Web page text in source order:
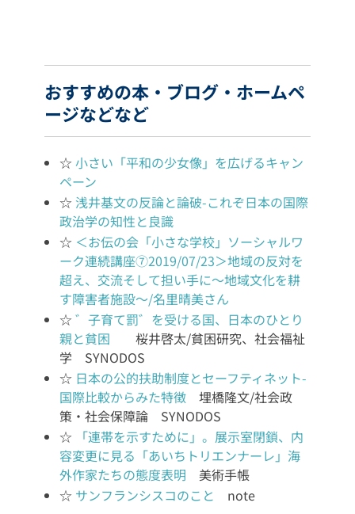
おすすめの本・ブログ・ホームペ
ージなどなど
☆ 小さい「平和の少女像」を広げるキャン
ペーン
☆ 浅井基文の反論と論破-これぞ日本の国際
政治学の知性と良識
☆ ＜お伝の会「小さな学校」ソーシャルワ
ーク連続講座⑦2019/07/23＞地域の反対を
超え、交流そして担い手に～地域文化を耕
す障害者施設～/名里晴美さん
☆ ゛子育て罰゛を受ける国、日本のひとり
親と貧困 桜井啓太/貧困研究、社会福祉
学 SYNODOS
☆ 日本の公的扶助制度とセーフティネット-
国際比較からみた特徴 埋橋隆文/社会政
策・社会保障論 SYNODOS
☆
「連帯を示すために」。展示室閉鎖、内
容変更に見る「あいちトリエンナーレ」海
外作家たちの態度表明 美術手帳
☆ サンフランシスコのこと note